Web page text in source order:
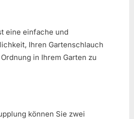
eine einfache und
Ihren Gartenschlauch
in Ihrem Garten zu
können Sie zwei